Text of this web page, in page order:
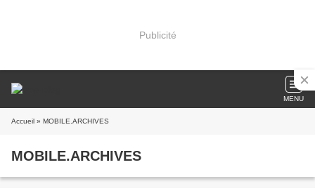
Publicité
MENU
Accueil » MOBILE.ARCHIVES
MOBILE.ARCHIVES